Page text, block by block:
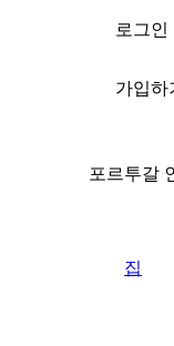
로그인
가입하
포르투갈
집